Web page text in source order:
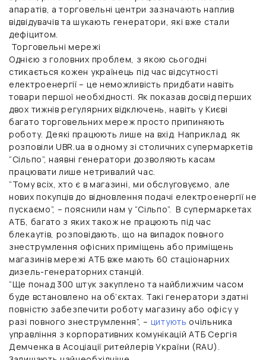
апаратів, а торговельні центри зазначають наплив
відвідувачів та шукають генератори, які вже стали
дефіцитом.
Торговельні мережі
Однією з головних проблем, з якою сьогодні
стикається кожен українець під час відсутності
електроенергії – це неможливість придбати навіть
товари першої необхідності. Як показав досвід перших
двох тижнів регулярних відключень, навіть у Києві
багато торговельних мереж просто припиняють
роботу. Деякі працюють лише на вхід. Наприклад, як
розповіли UBR.ua в одному зі столичних супермаркетів
“Сільпо”, наявні генератори дозволяють касам
працювати лише нетривалий час.
“Тому всіх, хто є в магазині, ми обслуговуємо, але
нових покупців до відновлення подачі електроенергії не
пускаємо”, – пояснили нам у “Сільпо”. В супермаркетах
АТБ, багато з яких також не працюють під час
блекаутів, розповідають, що на випадок повного
знеструмлення офісних приміщень або приміщень
магазинів мережі АТБ вже мають 60 стаціонарних
дизель-генераторних станцій.
“Ще понад 300 штук закуплено та найближчим часом
буде встановлено на об’єктах. Такі генератори здатні
повністю забезпечити роботу магазину або офісу у
разі повного знеструмлення”, – цитують очільника
управління з корпоративних комунікацій АТБ Сергія
Демченка в Асоціації ритейлерів України (RAU).